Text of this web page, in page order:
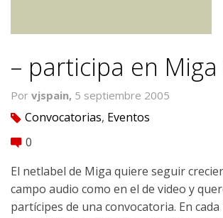
– participa en Miga
Por vjspain, 5 septiembre 2005
tag Convocatorias, Eventos
comment 0
El netlabel de Miga quiere seguir
campo audio como en el de video y
partícipes de una convocatoria. En